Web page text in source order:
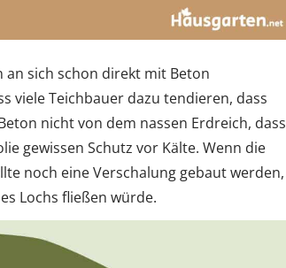
an sich schon direkt mit Beton
viele Teichbauer dazu tendieren, dass
nicht von dem nassen Erdreich, dass
gewissen Schutz vor Kälte. Wenn die
noch eine Verschalung gebaut werden,
Lochs fließen würde.